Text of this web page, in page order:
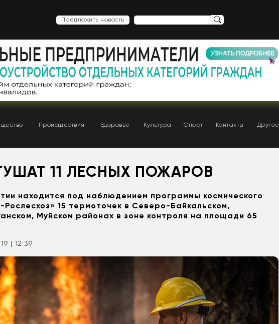
Предложить новость
Происшествия Здоровье Культура Спорт Контакты Другое
11 ЛЕСНЫХ ПОЖАРОВ
находится под наблюдением программы космического
15 термоточек в Северо-Байкальском,
Муйском районах в зоне контроля на площади 65
| 12:39